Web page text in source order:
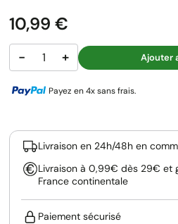
Prix
10,99 €
− + Ajouter
Payez en 4x sans frais.
Livraison en 24h/48h en
Livraison à 0,99€ dès 29€ et
France continentale
Paiement sécurisé